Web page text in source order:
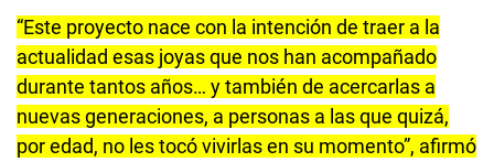
“Este proyecto nace con la intención de traer a la
actualidad esas joyas que nos han acompañado
durante tantos años… y también de acercarlas a
nuevas generaciones, a personas a las que quizá,
por edad, no les tocó vivirlas en su momento”, afirmó